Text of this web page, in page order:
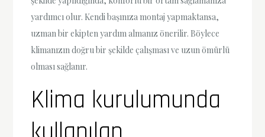
yardımcı olur. Kendi başınıza montaj yapmaktansa,
uzman bir ekipten yardım almanız önerilir. Böylece
klimanızın doğru bir şekilde çalışması ve uzun ömürlü
olması sağlanır.
Klima kurulumunda